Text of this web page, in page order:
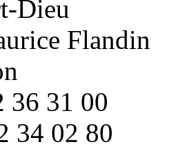
Dieu
Flandin
36 31 00
34 02 80